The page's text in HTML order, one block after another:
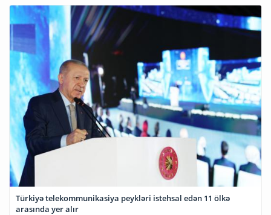
Türkiyə telekommunikasiya peykləri istehsal edən 11 ölkə
arasında yer alır